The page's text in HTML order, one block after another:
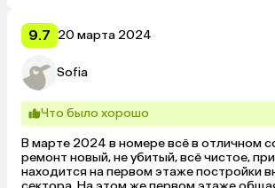
9.7 20 марта 2024
Sofia
Что было хорошо
В марте 2024 в номере всё в отличном
ремонт новый, не убитый, всё чистое,
находится на первом этаже постройки